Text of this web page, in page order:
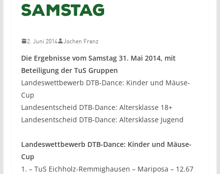
Samstag
2. Juni 2014 Jochen Franz
Die Ergebnisse vom Samstag 31. Mai 2014, mit
Beteiligung der TuS Gruppen
Landeswettbewerb DTB-Dance: Kinder und Mäuse-
Cup
Landesentscheid DTB-Dance: Altersklasse 18+
Landesentscheid DTB-Dance: Altersklasse Jugend
Landeswettbewerb DTB-Dance: Kinder und Mäuse-
Cup
1. – TuS Eichholz-Remmighausen – Mariposa – 12.67